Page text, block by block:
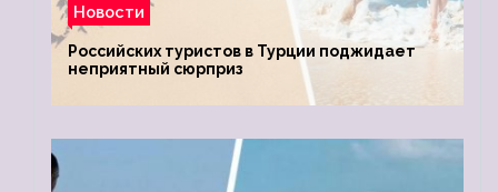
Новости
Российских туристов в Турции поджидает
неприятный сюрприз